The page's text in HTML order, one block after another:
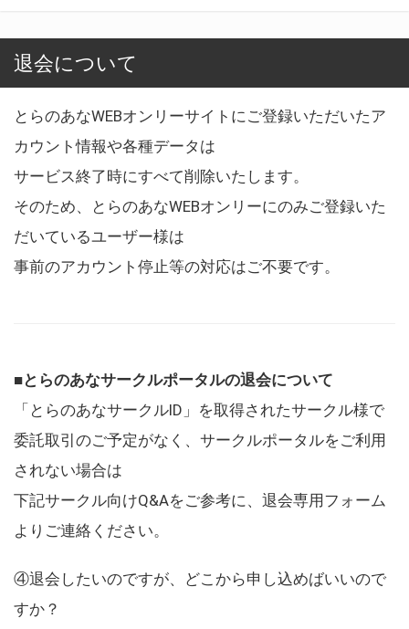
退会について
とらのあなWEBオンリーサイトにご登録いただいたア
カウント情報や各種データは
サービス終了時にすべて削除いたします。
そのため、とらのあなWEBオンリーにのみご登録いた
だいているユーザー様は
事前のアカウント停止等の対応はご不要です。
■とらのあなサークルポータルの退会について
「とらのあなサークルID」を取得されたサークル様で
委託取引のご予定がなく、サークルポータルをご利用
されない場合は
下記サークル向けQ&Aをご参考に、退会専用フォーム
よりご連絡ください。
④退会したいのですが、どこから申し込めばいいので
すか？